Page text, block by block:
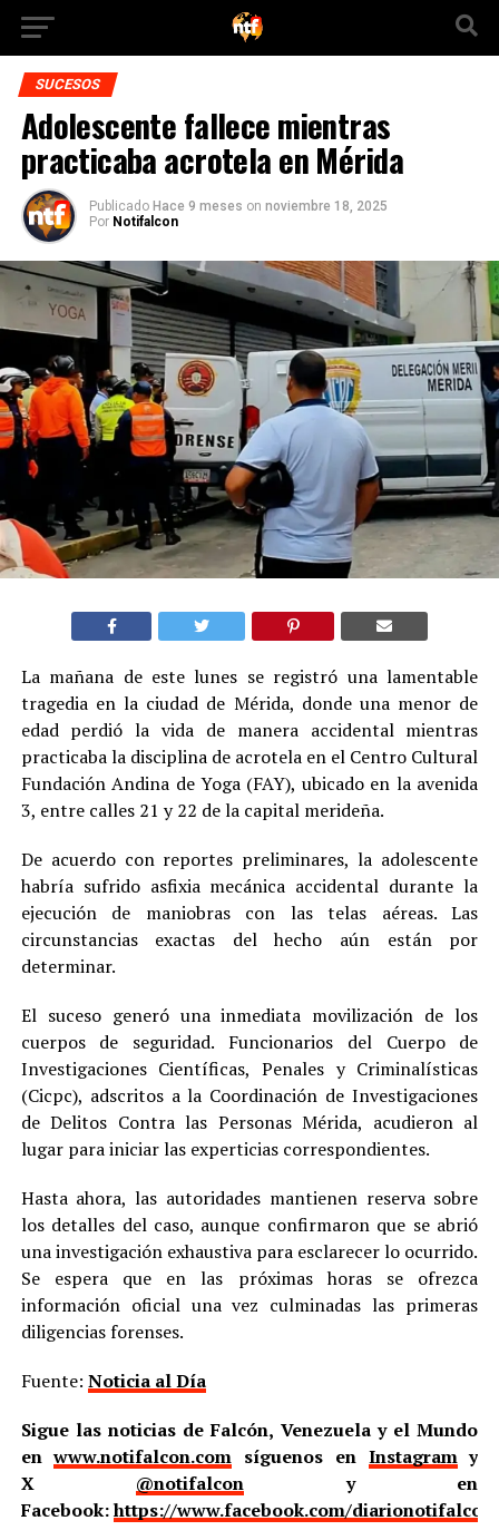
SUCESOS
Adolescente fallece mientras
practicaba acrotela en Mérida
Publicado Hace 9 meses on noviembre 18, 2025
Por Notifalcon
La mañana de este lunes se registró una lamentable
tragedia en la ciudad de Mérida, donde una menor de
edad perdió la vida de manera accidental mientras
practicaba la disciplina de acrotela en el Centro Cultural
Fundación Andina de Yoga (FAY), ubicado en la avenida
3, entre calles 21 y 22 de la capital merideña.
De acuerdo con reportes preliminares, la adolescente
habría sufrido asfixia mecánica accidental durante la
ejecución de maniobras con las telas aéreas. Las
circunstancias exactas del hecho aún están por
determinar.
El suceso generó una inmediata movilización de los
cuerpos de seguridad. Funcionarios del Cuerpo de
Investigaciones Científicas, Penales y Criminalísticas
(Cicpc), adscritos a la Coordinación de Investigaciones
de Delitos Contra las Personas Mérida, acudieron al
lugar para iniciar las experticias correspondientes.
Hasta ahora, las autoridades mantienen reserva sobre
los detalles del caso, aunque confirmaron que se abrió
una investigación exhaustiva para esclarecer lo ocurrido.
Se espera que en las próximas horas se ofrezca
información oficial una vez culminadas las primeras
diligencias forenses.
Fuente: Noticia al Día
Sigue las noticias de Falcón, Venezuela y el Mundo
enwww.notifalcon.com síguenos en Instagramy
X @notifalcon y en
Facebook:https://www.facebook.com/